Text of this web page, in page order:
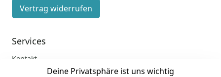
Deine Privatsphäre ist uns wichtig
Vertrag widerrufen
Services
Kontakt